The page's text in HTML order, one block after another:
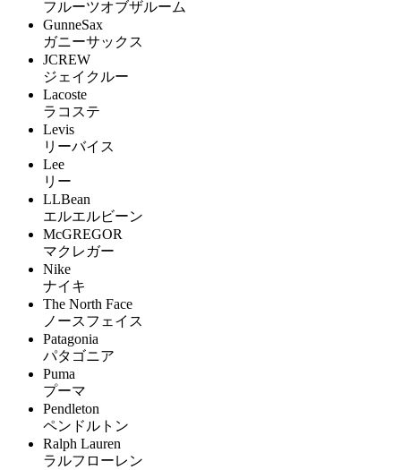
フルーツオブザルーム
GunneSax
ガニーサックス
JCREW
ジェイクルー
Lacoste
ラコステ
Levis
リーバイス
Lee
リー
LLBean
エルエルビーン
McGREGOR
マクレガー
Nike
ナイキ
The North Face
ノースフェイス
Patagonia
パタゴニア
Puma
プーマ
Pendleton
ペンドルトン
Ralph Lauren
ラルフローレン